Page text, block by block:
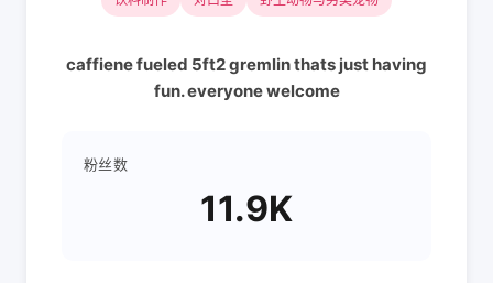
caffiene fueled 5ft2 gremlin thats just having
fun. everyone welcome
粉丝数
11.9K